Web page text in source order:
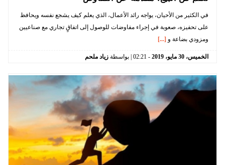
في الكثير من الأحيان، يواجه رائد الأعمال، الذي يعلم كيف يشجع نفسه ويحافظ
على تحفيزه، صعوبة في إجراء مفاوضات للوصول إلى اتفاقٍ تجاري مع صناعيين
ومزودي بضاعة و [...]
الخميس، 30 مايو، 2019
-
02:21 | بواسطة زياد ملحم